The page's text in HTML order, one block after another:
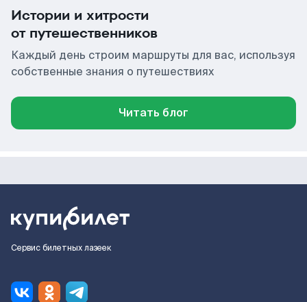
Истории и хитрости
от путешественников
Каждый день строим маршруты для вас, используя
собственные знания о путешествиях
Читать блог
Сервис билетных лазеек